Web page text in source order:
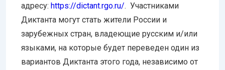
адресу: https://dictant.rgo.ru/. Участниками
Диктанта могут стать жители России и
зарубежных стран, владеющие русским и/или
языками, на которые будет переведен один из
вариантов Диктанта этого года, независимо от